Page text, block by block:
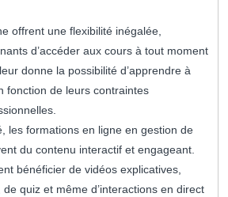
offrent une flexibilité inégalée,
d’accéder aux cours à tout moment
donne la possibilité d’apprendre à
fonction de leurs contraintes
les formations en ligne en gestion de
du contenu interactif et engageant.
bénéficier de vidéos explicatives,
de quiz et même d’interactions en direct